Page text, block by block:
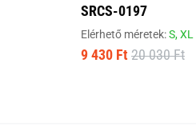
SRCS-0197
Elérhető méretek:S,XL
9 430 Ft 20 030 Ft